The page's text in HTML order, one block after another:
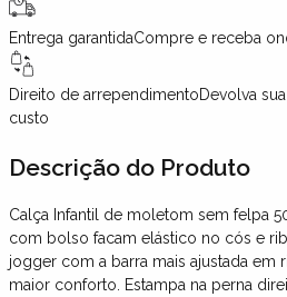
Entrega garantidaCompre e receba
Direito de arrependimentoDevolva
custo
Descrição do Produto
Calça Infantil de moletom sem felpa
com bolso facam elástico no cós e
jogger com a barra mais ajustada em
maior conforto. Estampa na perna